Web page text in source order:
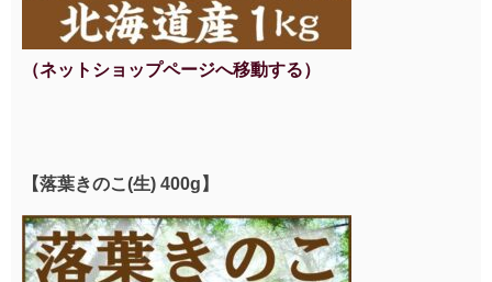
（ネットショップページへ移動する）
【落葉きのこ(生) 400g】